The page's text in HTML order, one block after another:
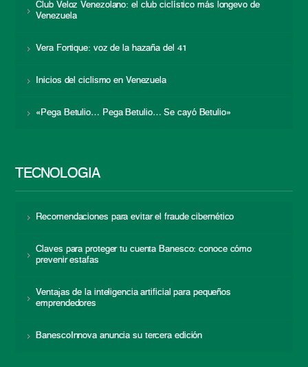
Club Veloz Venezolano: el club ciclístico más longevo de
Venezuela
Vera Fortique: voz de la hazaña del 41
Inicios del ciclismo en Venezuela
«Pega Betulio… Pega Betulio… Se cayó Betulio»
TECNOLOGÍA
Recomendaciones para evitar el fraude cibernético
Claves para proteger tu cuenta Banesco: conoce cómo
prevenir estafas
Ventajas de la inteligencia artificial para pequeños
emprendedores
BanescoInnova anuncia su tercera edición